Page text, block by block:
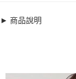
街口支付
典雅唯美風格
► 商品說明